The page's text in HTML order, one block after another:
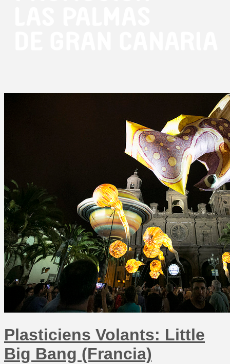
Plasticiens Volants: Little
Big Bang (Francia)